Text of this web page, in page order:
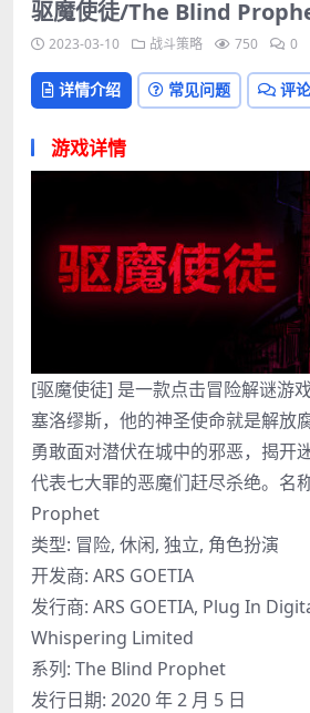
驱魔使徒/The Blind
2023-03-10 战斗策略 750 0
详情介绍 常见问题 评
游戏详情
[驱魔使徒] 是一款点击冒险解谜游
塞洛缪斯，他的神圣使命就是解放
勇敢面对潜伏在城中的邪恶，揭开
代表七大罪的恶魔们赶尽杀绝。名
Prophet
类型: 冒险, 休闲, 独立, 角色扮演
开发商: ARS GOETIA
发行商: ARS GOETIA, Plug In
Whispering Limited
系列: The Blind Prophet
发行日期: 2020 年 2 月 5 日